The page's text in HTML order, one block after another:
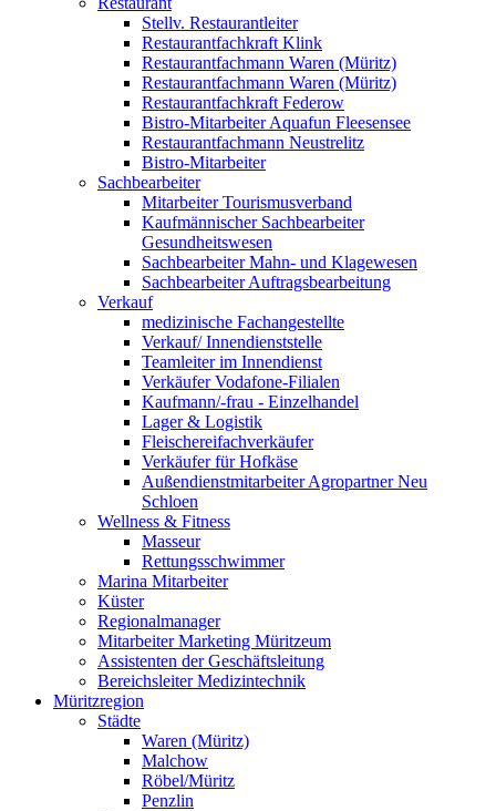
Stellv. Restaurantleiter
Restaurantfachkraft Klink
Restaurantfachmann Waren (Müritz)
Restaurantfachmann Waren (Müritz)
Restaurantfachkraft Federow
Bistro-Mitarbeiter Aquafun Fleesensee
Restaurantfachmann Neustrelitz
Bistro-Mitarbeiter
Sachbearbeiter
Mitarbeiter Tourismusverband
Kaufmännischer Sachbearbeiter
Gesundheitswesen
Sachbearbeiter Mahn- und Klagewesen
Sachbearbeiter Auftragsbearbeitung
Verkauf
medizinische Fachangestellte
Verkauf/ Innendienststelle
Teamleiter im Innendienst
Verkäufer Vodafone-Filialen
Kaufmann/-frau - Einzelhandel
Lager & Logistik
Fleischereifachverkäufer
Verkäufer für Hofkäse
Außendienstmitarbeiter Agropartner Neu
Schloen
Wellness & Fitness
Masseur
Rettungsschwimmer
Marina Mitarbeiter
Küster
Regionalmanager
Mitarbeiter Marketing Müritzeum
Assistenten der Geschäftsleitung
Bereichsleiter Medizintechnik
Müritzregion
Städte
Waren (Müritz)
Malchow
Röbel/Müritz
Penzlin